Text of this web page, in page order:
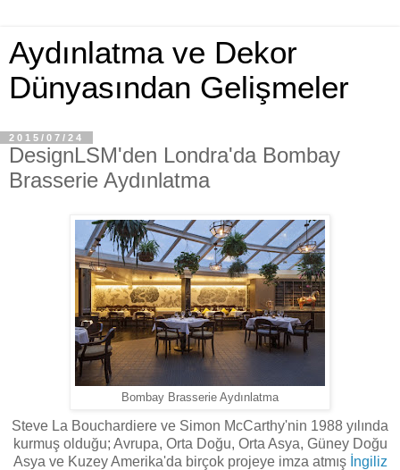
Aydınlatma ve Dekor
Dünyasından Gelişmeler
2015/07/24
DesignLSM'den Londra'da Bombay
Brasserie Aydınlatma
Bombay Brasserie Aydınlatma
Steve La Bouchardiere ve Simon McCarthy'nin 1988 yılında
kurmuş olduğu; Avrupa, Orta Doğu, Orta Asya, Güney Doğu
Asya ve Kuzey Amerika'da birçok projeye imza atmış İngiliz